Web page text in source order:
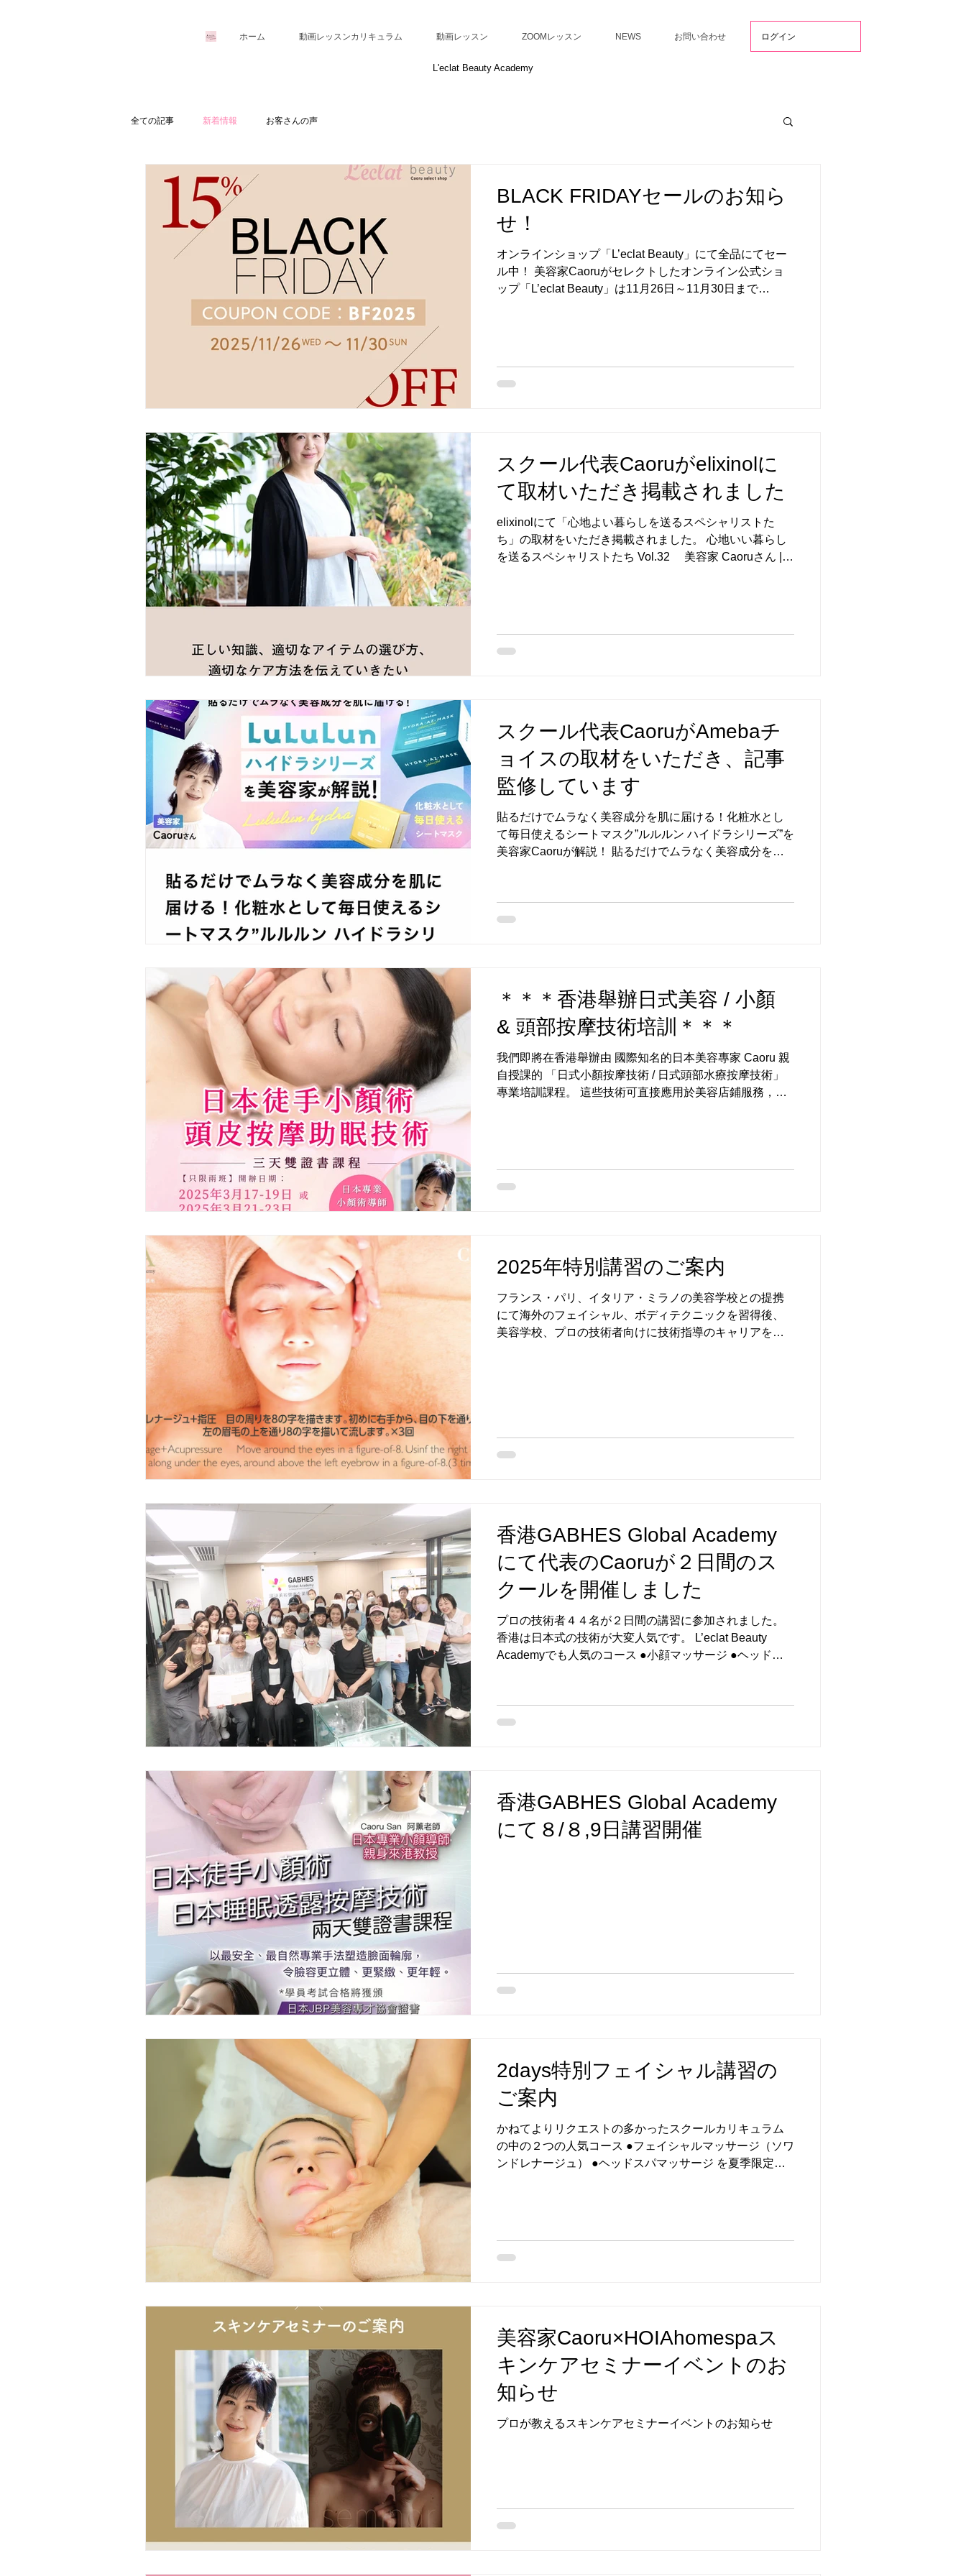
ホーム 動画レッスンカリキュラム 動画レッスン ZOOMレッスン NEWS お問い合わせ ログイン
L'eclat Beauty Academy
全ての記事 新着情報 お客さんの声
BLACK FRIDAYセールのお知ら
せ！
オンラインショップ「L’eclat Beauty」にて全品にてセー
ル中！ 美容家Caoruがセレクトしたオンライン公式ショ
ップ「L’eclat Beauty」は11月26日～11月30日まで
スクール代表Caoruがelixinolに
て取材いただき掲載されました
elixinolにて「心地よい暮らしを送るスペシャリストた
ち」の取材をいただき掲載されました。 心地いい暮らし
を送るスペシャリストたち Vol.32 美容家 Caoruさん |
スクール代表CaoruがAmebaチ
ョイスの取材をいただき、記事
監修しています
貼るだけでムラなく美容成分を肌に届ける！化粧水とし
て毎日使えるシートマスク”ルルルン ハイドラシリーズ”を
美容家Caoruが解説！ 貼るだけでムラなく美容成分を肌
非ご覧ください。
＊＊＊香港舉辦日式美容 / 小顏
& 頭部按摩技術培訓＊＊＊
我們即將在香港舉辦由 國際知名的日本美容專家 Caoru 親
自授課的 「日式小顏按摩技術 / 日式頭部水療按摩技術」
專業培訓課程。 這些技術可直接應用於美容店鋪服務，讓
2025年特別講習のご案内
フランス・パリ、イタリア・ミラノの美容学校との提携
にて海外のフェイシャル、ボディテクニックを習得後、
美容学校、プロの技術者向けに技術指導のキャリアを積
香港GABHES Global Academy
にて代表のCaoruが２日間のス
クールを開催しました
プロの技術者４４名が２日間の講習に参加されました。
香港は日本式の技術が大変人気です。 L’eclat Beauty
Academyでも人気のコース ●小顔マッサージ ●ヘッドス
香港GABHES Global Academy
にて８/８,9日講習開催
2days特別フェイシャル講習の
ご案内
かねてよりリクエストの多かったスクールカリキュラム
の中の２つの人気コース ●フェイシャルマッサージ（ソワ
ンドレナージュ） ●ヘッドスパマッサージ を夏季限定で
美容家Caoru×HOIAhomespaス
キンケアセミナーイベントのお
知らせ
プロが教えるスキンケアセミナーイベントのお知らせ